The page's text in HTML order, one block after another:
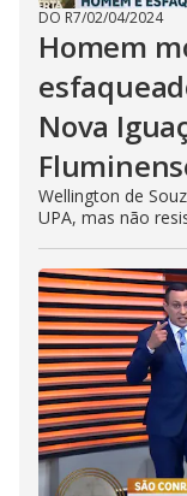
DO R7/02/04/2024
Homem
Nova
Wellington de
UPA, mas não